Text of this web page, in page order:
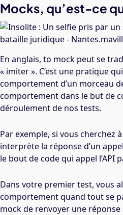
Mocks, qu’est-ce
En anglais, to mock peut se
« imiter ». C’est une pratique
comportement d’un morceau
comportement dans le but de
déroulement de nos tests.
Par exemple, si vous cherchez
interprète la réponse d’un
le bout de code qui appel l’API
Dans votre premier test, vous
comportement quand tout se
mock de renvoyer une